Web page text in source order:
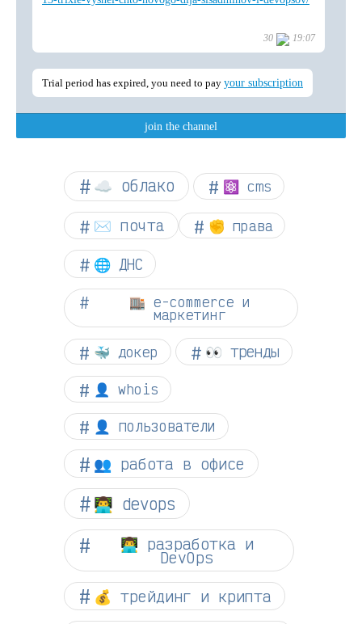
☁︎ облако ⚛ cms
✉️ почта ✊ права
🌐 ДНС
🏬 e-commerce и
маркетинг
🐳 докер 👀 тренды
👤 whois
👤 пользователи
👥 работа в офисе
👨‍💻 devops
👨‍💻 разработка и
DevOps
💰 трейдинг и крипта